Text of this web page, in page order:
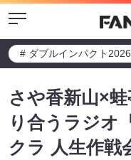
Menu
# ダブルインパクト2026
さや香新山×
り合うラジオ
クラ 人生作戦